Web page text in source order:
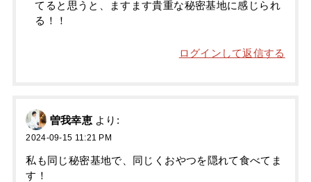
てると思うと、ますます貴重な秘密基地に感じられ
る！！
ログインして返信する
曽我幸恵 より:
2024-09-15 11:21 PM
私も同じ秘密基地で、同じくおやつを隠れて食べてま
す！